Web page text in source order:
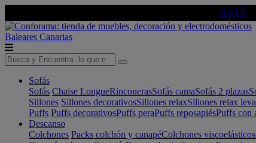
AQUÍ
Baleares Canarias
Sofás
Sofás Chaise LongueRinconerasSofás camaSofás 2 plazas
Sillones Sillones decorativosSillones relaxSillones relax
Puffs Puffs decorativosPuffs peraPuffs reposapiésPuffs con
Descanso
Colchones Packs colchón y canapéColchones viscoelásticos